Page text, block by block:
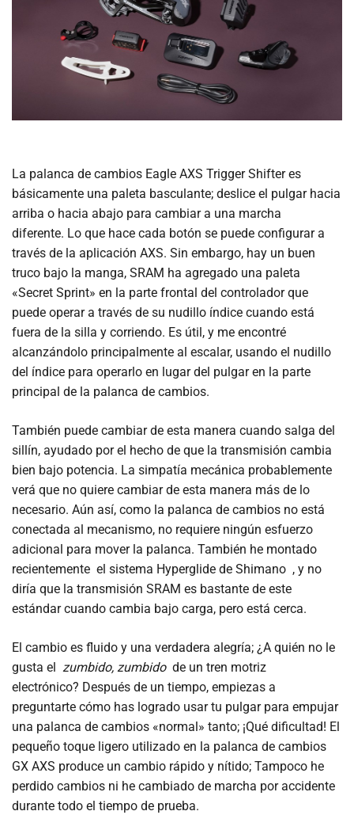
La palanca de cambios Eagle AXS Trigger Shifter es
básicamente una paleta basculante; deslice el pulgar hacia
arriba o hacia abajo para cambiar a una marcha
diferente. Lo que hace cada botón se puede configurar a
través de la aplicación AXS. Sin embargo, hay un buen
truco bajo la manga, SRAM ha agregado una paleta
«Secret Sprint» en la parte frontal del controlador que
puede operar a través de su nudillo índice cuando está
fuera de la silla y corriendo. Es útil, y me encontré
alcanzándolo principalmente al escalar, usando el nudillo
del índice para operarlo en lugar del pulgar en la parte
principal de la palanca de cambios.
También puede cambiar de esta manera cuando salga del
sillín, ayudado por el hecho de que la transmisión cambia
bien bajo potencia. La simpatía mecánica probablemente
verá que no quiere cambiar de esta manera más de lo
necesario. Aún así, como la palanca de cambios no está
conectada al mecanismo, no requiere ningún esfuerzo
adicional para mover la palanca. También he montado
recientemente el sistema Hyperglide de Shimano , y no
diría que la transmisión SRAM es bastante de este
estándar cuando cambia bajo carga, pero está cerca.
El cambio es fluido y una verdadera alegría; ¿A quién no le
gusta el zumbido, zumbidode un tren motriz
electrónico? Después de un tiempo, empiezas a
preguntarte cómo has logrado usar tu pulgar para empujar
una palanca de cambios «normal» tanto; ¡Qué dificultad! El
pequeño toque ligero utilizado en la palanca de cambios
GX AXS produce un cambio rápido y nítido; Tampoco he
perdido cambios ni he cambiado de marcha por accidente
durante todo el tiempo de prueba.